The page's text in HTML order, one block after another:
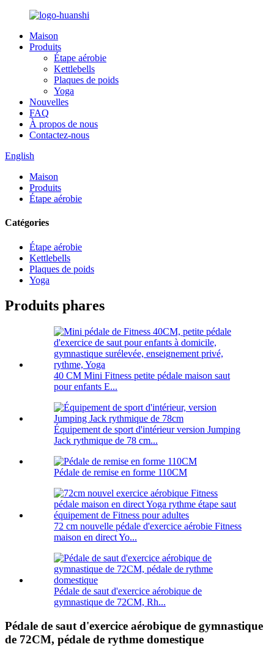
Maison
Produits
Étape aérobie
Kettlebells
Plaques de poids
Yoga
Nouvelles
FAQ
À propos de nous
Contactez-nous
English
Maison
Produits
Étape aérobie
Catégories
Étape aérobie
Kettlebells
Plaques de poids
Yoga
Produits phares
40 CM Mini Fitness petite pédale maison saut
pour enfants E...
Équipement de sport d'intérieur version Jumping
Jack rythmique de 78 cm...
Pédale de remise en forme 110CM
72 cm nouvelle pédale d'exercice aérobie Fitness
maison en direct Yo...
Pédale de saut d'exercice aérobique de
gymnastique de 72CM, Rh...
Pédale de saut d'exercice aérobique de gymnastique
de 72CM, pédale de rythme domestique